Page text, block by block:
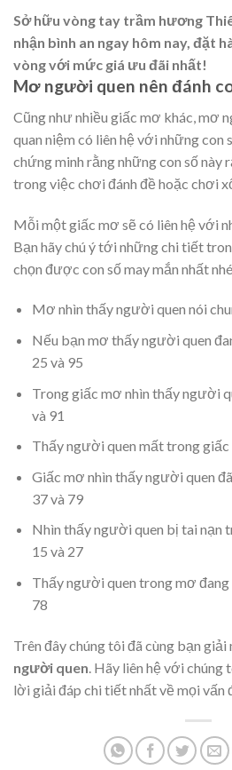
Sở hữu vòng tay trầm hương
nhận bình an ngay hôm nay, đặt
vòng với mức giá ưu đãi nhất!
Mơ người quen nên đánh
Cũng như nhiều giấc mơ khác, mơ
quan niệm có liên hệ với những con
chứng minh rằng những con số này
trong việc chơi đánh đề hoặc chơi
Mỗi một giấc mơ sẽ có liên hệ với
Bạn hãy chú ý tới những chi tiết
chọn được con số may mắn nhất nhé.
Mơ nhìn thấy người quen nói
Nếu bạn mơ thấy người quen
25 và 95
Trong giấc mơ nhìn thấy người
và 91
Thấy người quen mất trong giấc
Giấc mơ nhìn thấy người quen
37 và 79
Nhìn thấy người quen bị tai nạn
15 và 27
Thấy người quen trong mơ đang
78
Trên đây chúng tôi đã cùng bạn giải
người quen . Hãy liên hệ với
lời giải đáp chi tiết nhất về mọi vấn